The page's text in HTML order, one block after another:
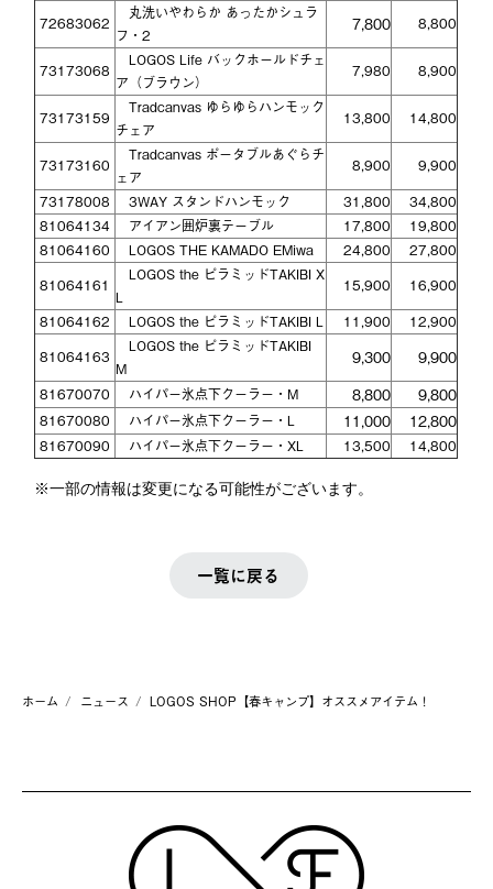
72683062
丸洗いやわらか あったかシュラ
フ・2
7,800 8,800
73173068
LOGOS Life バックホールドチェ
ア（ブラウン）
7,980 8,900
73173159
Tradcanvas ゆらゆらハンモック
チェア
13,800 14,800
73173160
Tradcanvas ポータブルあぐらチ
ェア
8,900
9,900
73178008
3WAY スタンドハンモック 31,800
34,800
81064134
アイアン囲炉裏テーブル 17,800
19,800
81064160
LOGOS THE KAMADO EMiwa 24,800
27,800
81064161
LOGOS the ピラミッドTAKIBI X
L
15,900
16,900
81064162
LOGOS the ピラミッドTAKIBI L 11,900
12,900
81064163
LOGOS the ピラミッドTAKIBI
M
9,300 9,900
81670070 ハイパー氷点下クーラー・M 8,800 9,800
81670080 ハイパー氷点下クーラー・L 11,000 12,800
81670090 ハイパー氷点下クーラー・XL 13,500 14,800
※一部の情報は変更になる可能性がございます。
一覧に戻る
ホーム ニュース LOGOS SHOP【春キャンプ】オススメアイテム！